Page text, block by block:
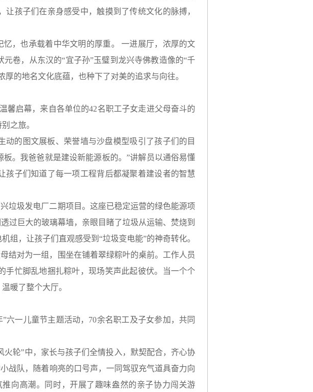
孩子们在亲身感受中，触摸到了传统文化的脉搏，
，也承载着中华文明的厚重。 一进展厅，浓厚的文
卷，从东汉的“宜子孙”玉璧到龙兴寺佛教造像的“千
的地名文化底蕴，也种下了对美的追求与向往。
馨启幕，来自各单位的42名职工子女走进父母奋斗的
之旅。
的图文展板、荣誉墙与沙盘模型吸引了孩子们的目
。我爸爸就是建设新能源板的。”讲解员以通俗易懂
孩子们知道了每一项工程背后都凝聚着建设者的智慧
圾发电厂二期项目。这座已稳定运营的绿色能源项
过巨大的玻璃幕墙，亲眼目睹了垃圾从运输、焚烧到
组，让孩子们直观感受到“垃圾变电能”的神奇转化。
结对为一组，围坐在铺着翠绿粽叶的桌前。工作人员
手忙脚乱地捆扎粽叶，现场笑声此起彼伏。当一个个
暖了整个大厅。
六一儿童节主题活动，70余名职工及子女参加，共同
轮”中，家长与孩子们全情投入，默契配合，齐心协
战队，随着响亮的口号声，一同驾驭充气道具奋力向
向高潮。同时，开展了趣味盎然的亲子协力闯关游